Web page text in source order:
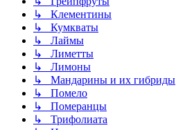
↳ Клементины
↳ Кумкваты
↳ Лаймы
↳ Лиметты
↳ Лимоны
↳ Мандарины и их гибриды
↳ Помело
↳ Померанцы
↳ Трифолиата